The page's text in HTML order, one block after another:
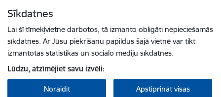
Sīkdatnes
Lai šī tīmekļvietne darbotos, tā izmanto obligāti nepieciešamās
sīkdatnes. Ar Jūsu piekrišanu papildus šajā vietnē var tikt
izmantotas statistikas un sociālo mediju sīkdatnes.
Lūdzu, atzīmējiet savu izvēli:
Noraidīt Apstiprināt visas